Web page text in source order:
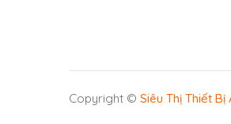
Copyright ©Siêu Thị Thiết Bị